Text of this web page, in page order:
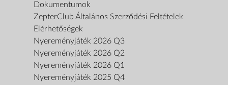
Dokumentumok
ZepterClub Általános Szerződési Feltételek
Elérhetőségek
Nyereményjáték 2026 Q3
Nyereményjáték 2026 Q2
Nyereményjáték 2026 Q1
Nyereményjáték 2025 Q4